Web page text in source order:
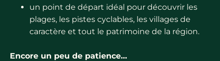
un point de départ idéal pour découvrir les
plages, les pistes cyclables, les villages de
caractère et tout le patrimoine de la région.
Encore un peu de patience…